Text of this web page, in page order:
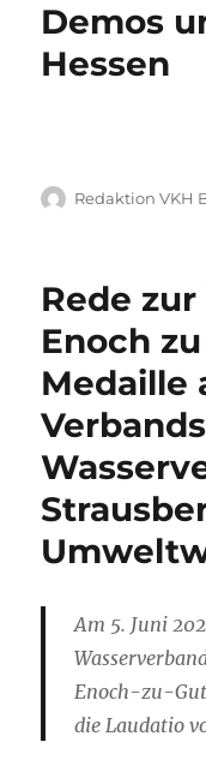
Demos
Hessen
Autor
Redaktion VKH
Rede
Enoch
Medaille
Am 5. Juni
Enoch-zu-
die Laudatio